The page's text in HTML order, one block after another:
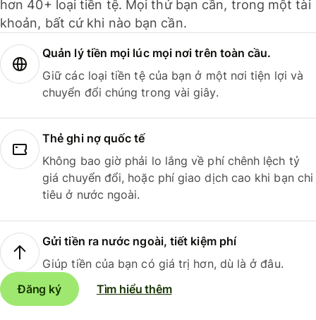
hơn 40+ loại tiền tệ. Mọi thứ bạn cần, trong một tài
khoản, bất cứ khi nào bạn cần.
Quản lý tiền mọi lúc mọi nơi trên toàn cầu.
Giữ các loại tiền tệ của bạn ở một nơi tiện lợi và
chuyển đổi chúng trong vài giây.
Thẻ ghi nợ quốc tế
Không bao giờ phải lo lắng về phí chênh lệch tỷ
giá chuyển đổi, hoặc phí giao dịch cao khi bạn chi
tiêu ở nước ngoài.
Gửi tiền ra nước ngoài, tiết kiệm phí
Giúp tiền của bạn có giá trị hơn, dù là ở đâu.
Đăng ký
Tìm hiểu thêm